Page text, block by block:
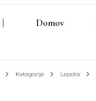
Domov
Kategorije Lepota